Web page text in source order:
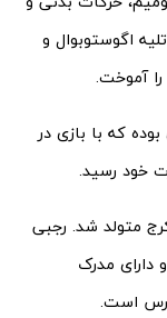
اگوستوبوال و
آموخت.
که با بازی در
خود رسید.
۱۳۴۰در شهر کرج متولد شد. رجبی
دارای مدرک
است.